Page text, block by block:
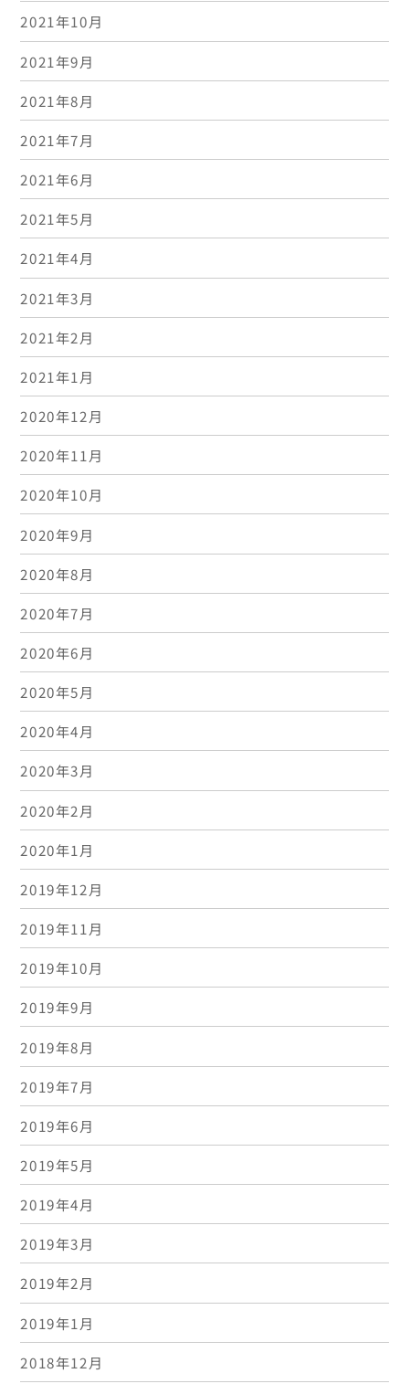
2021年10月
2021年9月
2021年8月
2021年7月
2021年6月
2021年5月
2021年4月
2021年3月
2021年2月
2021年1月
2020年12月
2020年11月
2020年10月
2020年9月
2020年8月
2020年7月
2020年6月
2020年5月
2020年4月
2020年3月
2020年2月
2020年1月
2019年12月
2019年11月
2019年10月
2019年9月
2019年8月
2019年7月
2019年6月
2019年5月
2019年4月
2019年3月
2019年2月
2019年1月
2018年12月